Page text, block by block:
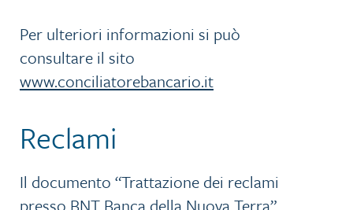
Per ulteriori informazioni si può
consultare il sito
www.conciliatorebancario.it
Reclami
Il documento “Trattazione dei reclami